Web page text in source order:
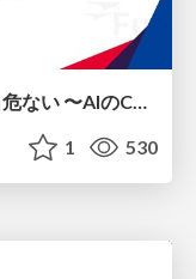
1 530